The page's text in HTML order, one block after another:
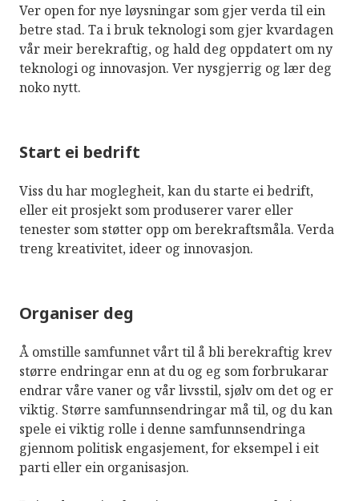
Ver open for nye løysningar som gjer verda til ein
betre stad. Ta i bruk teknologi som gjer kvardagen
vår meir berekraftig, og hald deg oppdatert om ny
teknologi og innovasjon. Ver nysgjerrig og lær deg
noko nytt.
Start ei bedrift
Viss du har moglegheit, kan du starte ei bedrift,
eller eit prosjekt som produserer varer eller
tenester som støtter opp om berekraftsmåla. Verda
treng kreativitet, ideer og innovasjon.
Organiser deg
Å omstille samfunnet vårt til å bli berekraftig krev
større endringar enn at du og eg som forbrukarar
endrar våre vaner og vår livsstil, sjølv om det og er
viktig. Større samfunnsendringar må til, og du kan
spele ei viktig rolle i denne samfunnsendringa
gjennom politisk engasjement, for eksempel i eit
parti eller ein organisasjon.